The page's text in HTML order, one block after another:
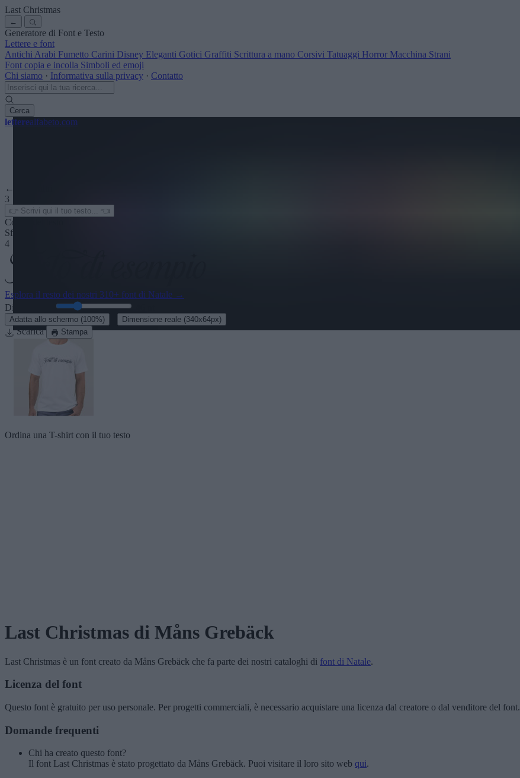
Last Christmas
←
Generatore di Font e Testo
Lettere e font
Antichi Arabi Fumetto Carini Disney Eleganti Gotici Graffiti Scrittura a mano Corsivi Tatuaggi Horror Macchina Strani
Font copia e incolla Simboli ed emoji
Chi siamo · Informativa sulla privacy · Contatto
Cerca
letterealfabeto.com
← Vedi altri
3
Colore del testo
Sfondo
4
Esplora il resto dei nostri 310+ font di Natale →
Dimensione:
Adatta allo schermo (100%) Dimensione reale (340x64px)
Scarica Stampa
Ordina una T-shirt con il tuo testo
Last Christmas di Måns Grebäck
Last Christmas è un font creato da Måns Grebäck che fa parte dei nostri cataloghi di font di Natale.
Licenza del font
Questo font è gratuito per uso personale. Per progetti commerciali, è necessario acquistare una licenza dal creatore o dal venditore del font.
Domande frequenti
Chi ha creato questo font?
Il font Last Christmas è stato progettato da Måns Grebäck. Puoi visitare il loro sito web qui.